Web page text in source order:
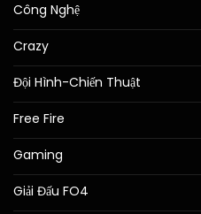
Công Nghệ
Crazy
Đội Hình-Chiến Thuật
Free Fire
Gaming
Giải Đấu FO4